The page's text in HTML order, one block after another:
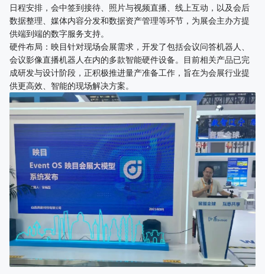
日程安排，会中签到接待、照片与视频直播、线上互动，以及会后
数据整理、媒体内容分发和数据资产管理等环节，为展会主办方提
供端到端的数字服务支持。
硬件布局：映目针对现场会展需求，开发了包括会议问答机器人、
会议影像直播机器人在内的多款智能硬件设备。目前相关产品已完
成研发与设计阶段，正积极推进量产准备工作，旨在为会展行业提
供更高效、智能的现场解决方案。